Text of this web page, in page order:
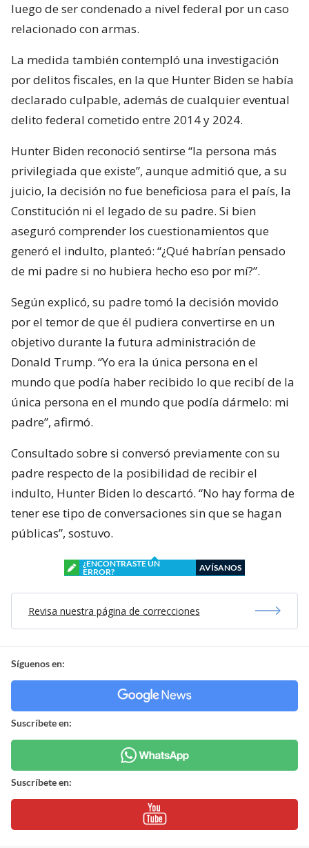
luego de ser condenado a nivel federal por un caso
relacionado con armas.
La medida también contempló una investigación
por delitos fiscales, en la que Hunter Biden se había
declarado culpable, además de cualquier eventual
delito federal cometido entre 2014 y 2024.
Hunter Biden reconoció sentirse “la persona más
privilegiada que existe”, aunque admitió que, a su
juicio, la decisión no fue beneficiosa para el país, la
Constitución ni el legado de su padre. Si bien
aseguró comprender los cuestionamientos que
generó el indulto, planteó: “¿Qué habrían pensado
de mi padre si no hubiera hecho eso por mí?”.
Según explicó, su padre tomó la decisión movido
por el temor de que él pudiera convertirse en un
objetivo durante la futura administración de
Donald Trump. “Yo era la única persona en el
mundo que podía haber recibido lo que recibí de la
única persona en el mundo que podía dármelo: mi
padre”, afirmó.
Consultado sobre si conversó previamente con su
padre respecto de la posibilidad de recibir el
indulto, Hunter Biden lo descartó. “No hay forma de
tener ese tipo de conversaciones sin que se hagan
públicas”, sostuvo.
¿ENCONTRASTE UN
ERROR?
AVÍSANOS
Revisa nuestra página de correcciones
Síguenos en:
Suscríbete en:
Suscríbete en: